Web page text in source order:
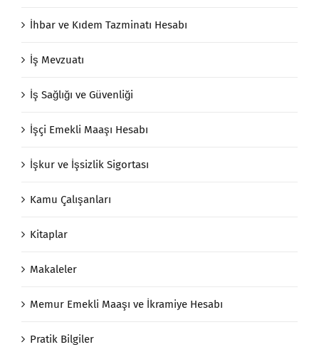
İhbar ve Kıdem Tazminatı Hesabı
İş Mevzuatı
İş Sağlığı ve Güvenliği
İşçi Emekli Maaşı Hesabı
İşkur ve İşsizlik Sigortası
Kamu Çalışanları
Kitaplar
Makaleler
Memur Emekli Maaşı ve İkramiye Hesabı
Pratik Bilgiler